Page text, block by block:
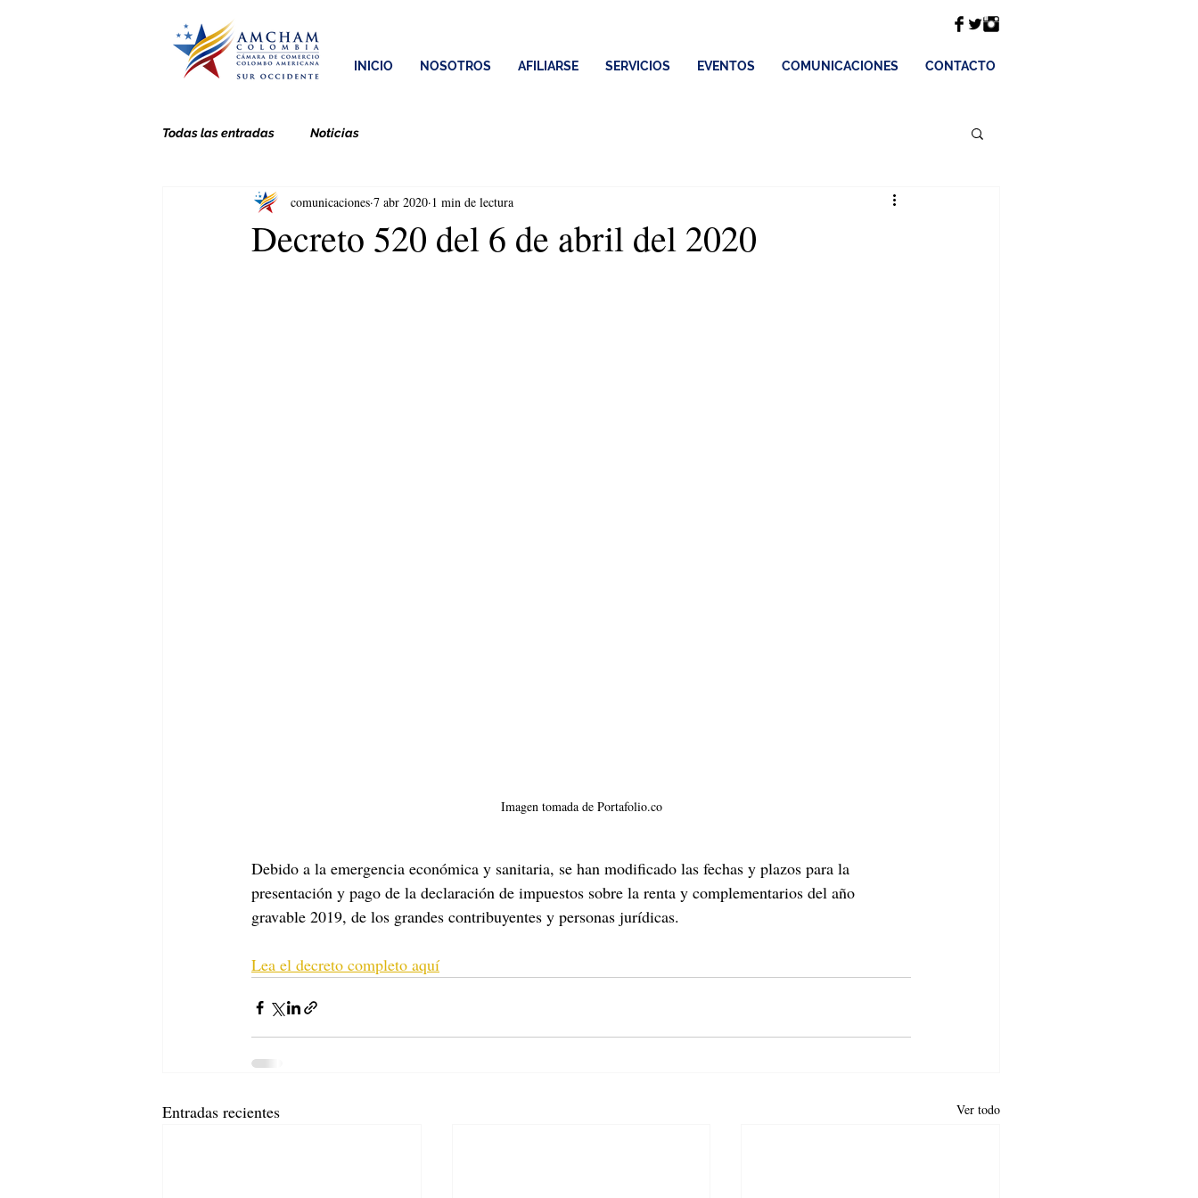
INICIO NOSOTROS AFILIARSE SERVICIOS EVENTOS COMUNICACIONES CONTACTO
Todas las entradas Noticias
Decreto 520 del 6 de abril del 2020
comunicaciones 7 abr 2020 1 min de lectura
Imagen tomada de Portafolio.co
Debido a la emergencia económica y sanitaria, se han modificado las fechas y plazos para la
presentación y pago de la declaración de impuestos sobre la renta y complementarios del año
gravable 2019, de los grandes contribuyentes y personas jurídicas.
Lea el decreto completo aquí
Entradas recientes Ver todo